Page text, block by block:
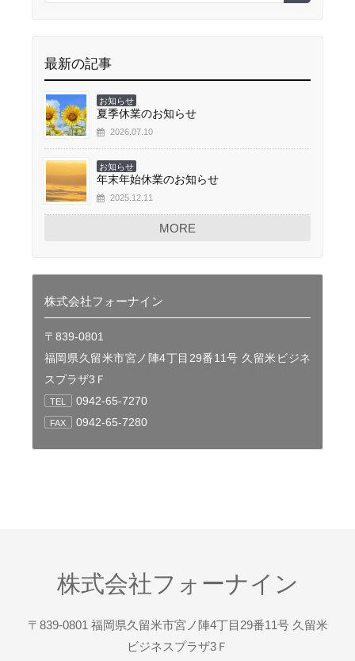
最新の記事
お知らせ
夏季休業のお知らせ
2026.07.10
お知らせ
年末年始休業のお知らせ
2025.12.11
MORE
株式会社フォーナイン
〒839-0801
福岡県久留米市宮ノ陣4丁目29番11号 久留米ビジネ
スプラザ3Ｆ
TEL 0942-65-7270
FAX 0942-65-7280
株式会社フォーナイン
〒839-0801 福岡県久留米市宮ノ陣4丁目29番11号 久留米
ビジネスプラザ3Ｆ